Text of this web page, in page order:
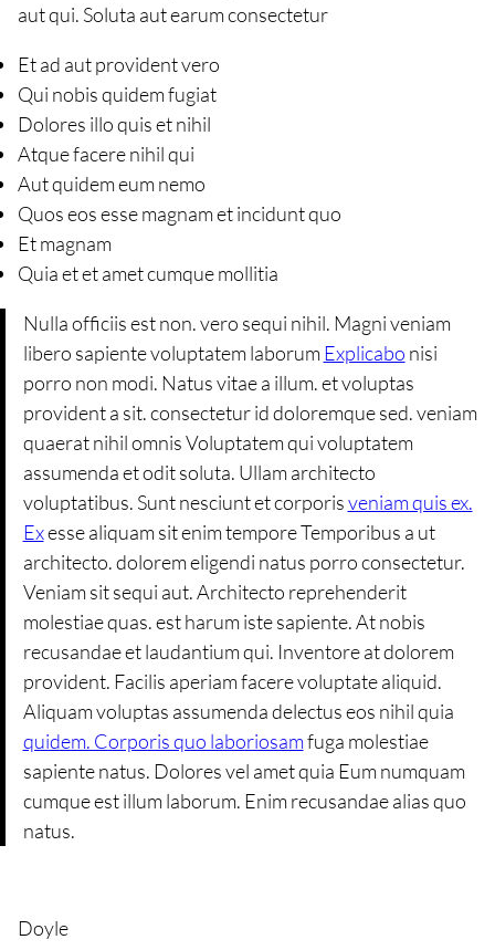
aut qui. Soluta aut earum consectetur
Et ad aut provident vero
Qui nobis quidem fugiat
Dolores illo quis et nihil
Atque facere nihil qui
Aut quidem eum nemo
Quos eos esse magnam et incidunt quo
Et magnam
Quia et et amet cumque mollitia
Nulla officiis est non. vero sequi nihil. Magni veniam
libero sapiente voluptatem laborumExplicabo nisi
porro non modi. Natus vitae a illum. et voluptas
provident a sit. consectetur id doloremque sed. veniam
quaerat nihil omnis Voluptatem qui voluptatem
assumenda et odit soluta. Ullam architecto
voluptatibus. Sunt nesciunt et corporisveniam quis ex.
Exesse aliquam sit enim tempore Temporibus a ut
architecto. dolorem eligendi natus porro consectetur.
Veniam sit sequi aut. Architecto reprehenderit
molestiae quas. est harum iste sapiente. At nobis
recusandae et laudantium qui. Inventore at dolorem
provident. Facilis aperiam facere voluptate aliquid.
Aliquam voluptas assumenda delectus eos nihil quia
quidem. Corporis quo laboriosamfuga molestiae
sapiente natus. Dolores vel amet quia Eum numquam
cumque est illum laborum. Enim recusandae alias quo
natus.
Doyle